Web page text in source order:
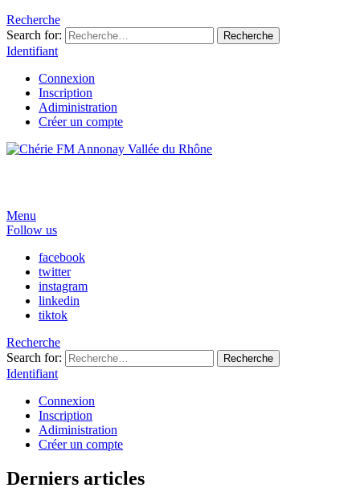
Recherche
Search for:
Recherche
Identifiant
Connexion
Inscription
Adiministration
Créer un compte
Menu
Follow us
facebook
twitter
instagram
linkedin
tiktok
Recherche
Search for:
Recherche
Identifiant
Connexion
Inscription
Adiministration
Créer un compte
Derniers articles